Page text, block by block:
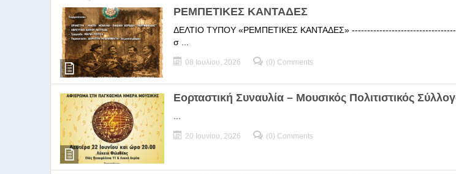
9ο Σεμινάριο της Στέγης
9Ο Σεμινάριο Διεύθυνσης Χορωδίας της Στέγης Ελληνικών
ΡΕΜΠΕΤΙΚΕΣ ΚΑΝΤΑΔΕΣ
ΔΕΛΤΙΟ ΤΥΠΟΥ «ΡΕΜΠΕΤΙΚΕΣ ΚΑΝΤΑΔΕΣ»
σ ...
08 Ιουλίου, 2026 (0) Comments
Εορταστική Συναυλία – Μουσικός Πολιτιστικός
20 Ιουνίου, 2026 (0) Comments